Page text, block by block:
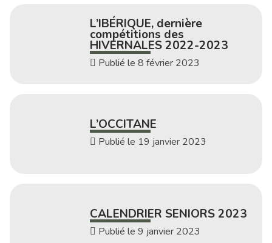
L’IBÉRIQUE, dernière
compétitions des
HIVERNALES 2022-2023
Publié le 8 février 2023
L’OCCITANE
Publié le 19 janvier 2023
CALENDRIER SENIORS 2023
Publié le 9 janvier 2023